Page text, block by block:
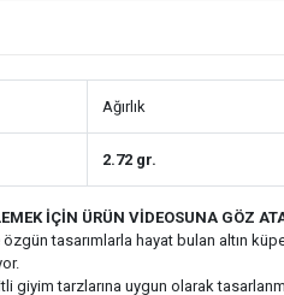
Ağırlık
2.72 gr.
İÇİN ÜRÜN VİDEOSUNA GÖZ
tasarımlarla hayat bulan altın
giyim tarzlarına uygun olarak